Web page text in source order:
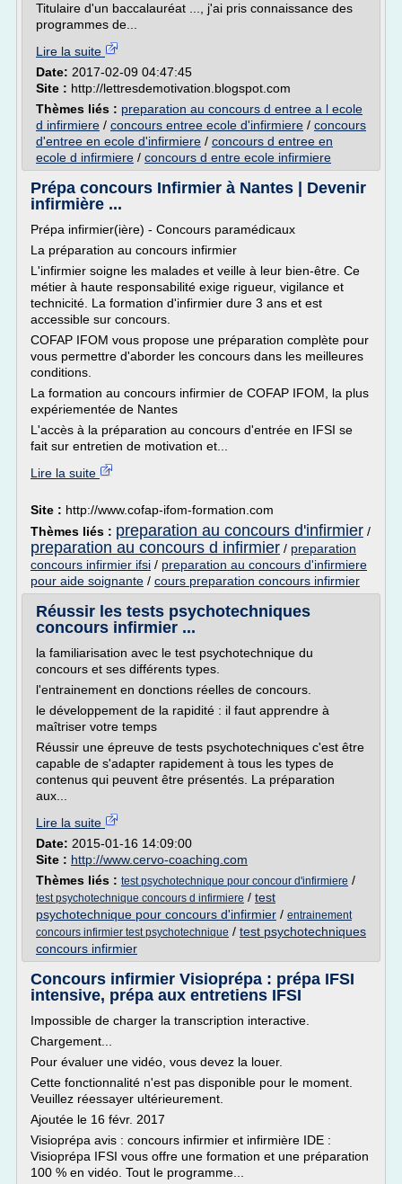
Titulaire d'un baccalauréat ..., j'ai pris connaissance des
programmes de...
Lire la suite
Date: 2017-02-09 04:47:45
Site : http://lettresdemotivation.blogspot.com
Thèmes liés : preparation au concours d entree a l ecole
d infirmiere / concours entree ecole d'infirmiere / concours
d'entree en ecole d'infirmiere / concours d entree en
ecole d infirmiere / concours d entre ecole infirmiere
Prépa concours Infirmier à Nantes | Devenir
infirmière ...
Prépa infirmier(ière) - Concours paramédicaux
La préparation au concours infirmier
L'infirmier soigne les malades et veille à leur bien-être. Ce
métier à haute responsabilité exige rigueur, vigilance et
technicité. La formation d'infirmier dure 3 ans et est
accessible sur concours.
COFAP IFOM vous propose une préparation complète pour
vous permettre d'aborder les concours dans les meilleures
conditions.
La formation au concours infirmier de COFAP IFOM, la plus
expériementée de Nantes
L'accès à la préparation au concours d'entrée en IFSI se
fait sur entretien de motivation et...
Lire la suite
Site : http://www.cofap-ifom-formation.com
Thèmes liés : preparation au concours d'infirmier /
preparation au concours d infirmier / preparation
concours infirmier ifsi / preparation au concours d'infirmiere
pour aide soignante / cours preparation concours infirmier
Réussir les tests psychotechniques
concours infirmier ...
la familiarisation avec le test psychotechnique du
concours et ses différents types.
l'entrainement en donctions réelles de concours.
le développement de la rapidité : il faut apprendre à
maîtriser votre temps
Réussir une épreuve de tests psychotechniques c'est être
capable de s'adapter rapidement à tous les types de
contenus qui peuvent être présentés. La préparation
aux...
Lire la suite
Date: 2015-01-16 14:09:00
Site : http://www.cervo-coaching.com
Thèmes liés : test psychotechnique pour concour d'infirmiere /
test psychotechnique concours d infirmiere / test
psychotechnique pour concours d'infirmier / entrainement
concours infirmier test psychotechnique / test psychotechniques
concours infirmier
Concours infirmier Visioprépa : prépa IFSI
intensive, prépa aux entretiens IFSI
Impossible de charger la transcription interactive.
Chargement...
Pour évaluer une vidéo, vous devez la louer.
Cette fonctionnalité n'est pas disponible pour le moment.
Veuillez réessayer ultérieurement.
Ajoutée le 16 févr. 2017
Visioprépa avis : concours infirmier et infirmière IDE :
Visioprépa IFSI vous offre une formation et une préparation
100 % en vidéo. Tout le programme...